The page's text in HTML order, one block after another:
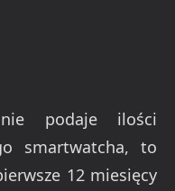
podaje ilości
smartwatcha, to
12 miesięcy